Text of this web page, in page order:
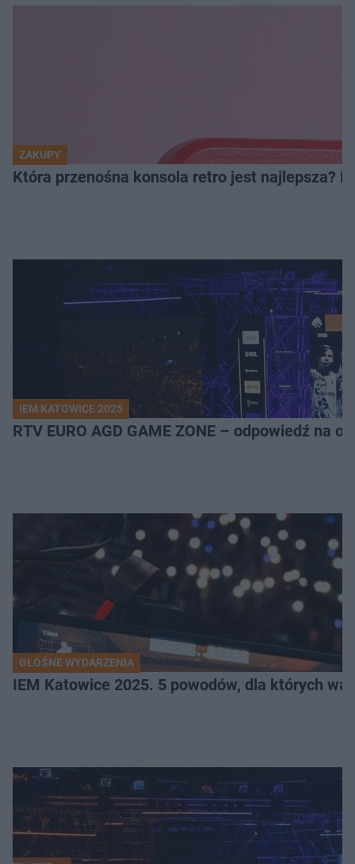
ZAKUPY
Która przenośna konsola retro jest najlepsza?
IEM KATOWICE 2025
RTV EURO AGD GAME ZONE – odpowiedź na
GŁOŚNE WYDARZENIA
IEM Katowice 2025. 5 powodów, dla których